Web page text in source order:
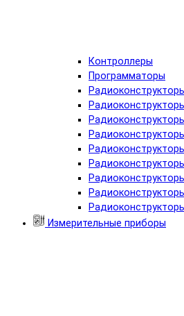
Контроллеры
Программаторы
Измерительные приборы